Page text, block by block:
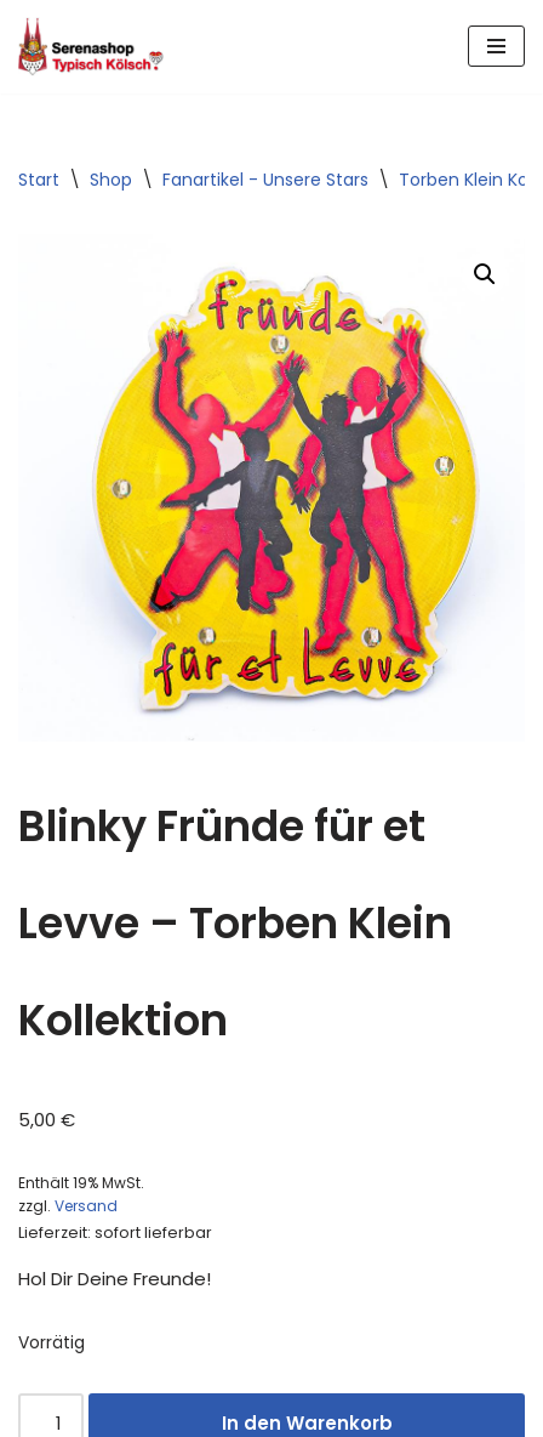
Zum
Start \ Shop \ Fanartikel - Unsere Stars \ Torben Klein
Blinky Fründe für et
Levve – Torben Klein
Kollektion
5,00 €
Enthält 19% MwSt.
zzgl. Versand
Lieferzeit: sofort lieferbar
Hol Dir Deine Freunde!
Vorrätig
In den Warenkorb